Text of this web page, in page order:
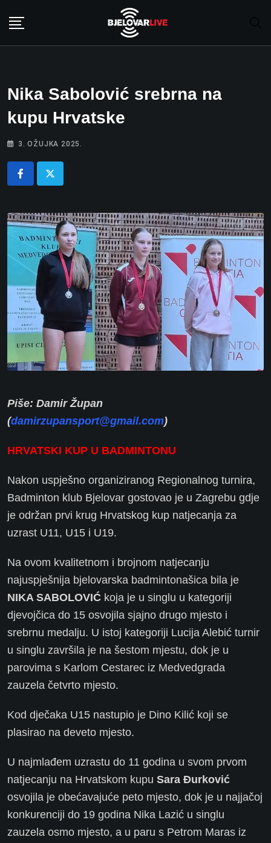
Nika Sabolović srebrna na
kupu Hrvatske
3. OŽUJKA 2025.
Piše: Damir Župan
(damirzupansport@gmail.com)
HRVATSKI KUP U BADMINTONU
Nakon uspješno organiziranog Regionalnog turnira,
Badminton klub Bjelovar gostovao je u Zagrebu gdje
je održan prvi krug Hrvatskog kup natjecanja za
uzrast U11, U15 i U19.
Na ovom kvalitetnom i brojnom natjecanju
najuspješnija bjelovarska badmintonašica bila je
NIKA SABOLOVIĆ koja je u singlu u kategoriji
djevojčica do 15 osvojila sjajno drugo mjesto i
srebrnu medalju. U istoj kategoriji Lucija Alebić turnir
u singlu završila je na šestom mjestu, dok je u
parovima s Karlom Cestarec iz Medvedgrada
zauzela četvrto mjesto.
Kod dječaka U15 nastupio je Dino Kilić koji se
plasirao na deveto mjesto.
U najmlađem uzrastu do 11 godina u svom prvom
natjecanju na Hrvatskom kupu Sara Đurković
osvojila je obećavajuće peto mjesto, dok je u najjačoj
konkurenciji do 19 godina Nika Lazić u singlu
zauzela osmo mjesto, a u paru s Petrom Maras iz